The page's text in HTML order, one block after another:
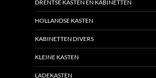
DRENTSE KASTEN EN KABINETTEN
HOLLANDSE KASTEN
KABINETTEN DIVERS
KLEINE KASTEN
LADEKASTEN